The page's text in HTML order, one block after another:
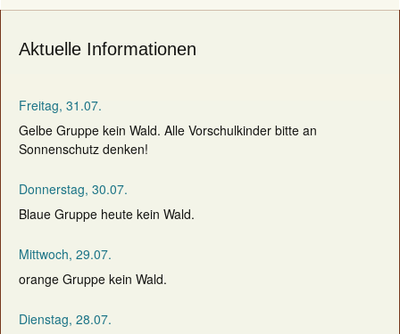
Aktuelle Informationen
Freitag, 31.07.
Gelbe Gruppe kein Wald. Alle Vorschulkinder bitte an
Sonnenschutz denken!
Donnerstag, 30.07.
Blaue Gruppe heute kein Wald.
Mittwoch, 29.07.
orange Gruppe kein Wald.
Dienstag, 28.07.